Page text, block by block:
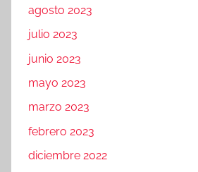
agosto 2023
julio 2023
junio 2023
mayo 2023
marzo 2023
febrero 2023
diciembre 2022